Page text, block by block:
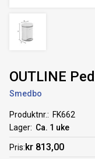
OUTLINE
Smedbo
Produktnr.
FK662
Lager
Ca. 1 uke
Pris kr 813,00